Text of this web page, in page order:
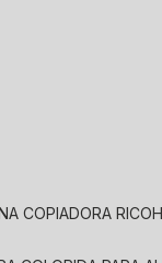
COPIADORA RICOH